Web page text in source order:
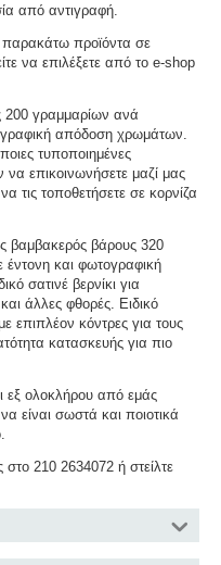
από αντιγραφή.
παρακάτω προϊόντα σε
να επιλέξετε από το e-shop
200 γραμμαρίων ανά
απόδοση χρωμάτων.
τυποποιημένες
να επικοινωνήσετε μαζί μας
τις τοποθετήσετε σε κορνίζα
βαμβακερός βάρους 320
και φωτογραφική
σατινέ βερνίκι για
άλλες φθορές. Ειδικό
επιπλέον κόντρες για τους
κατασκευής για πιο
εξ ολοκλήρου από εμάς
είναι σωστά και ποιοτικά
στο 210 2634072 ή στείλτε